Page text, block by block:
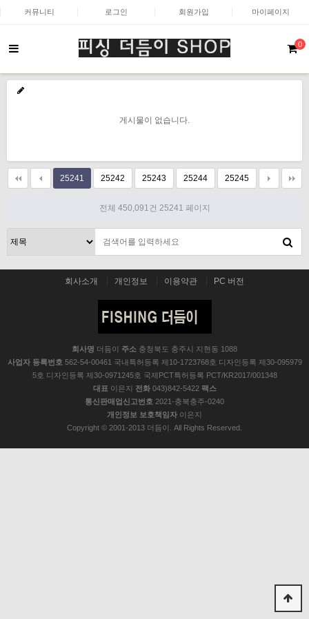
커뮤니티 로그인 회원가입 마이페이지
0
게시물이 없습니다.
25241 25242 25243 25244 25245
전체 450,091건 25241 페이지
회사소개 개인정보 이용약관 PC 버전
회사명 더듬이 주소 충청북도 충주시 지현동 1088
사업자 등록번호 562-54-00461 국내특허등록 제10-1723768호 디자인등록 제30-095979
5호 디자인등록 제30-0971245호 국제PCT특허등록 PCT/KR2017/001348
대표 이은지 전화043)842-5422 팩스
통신판매업신고번호 2021-충북충주-0240
개인정보 보호책임자 이은지
Copyright © 2001-2013 더듬이. All Rights Reserved.